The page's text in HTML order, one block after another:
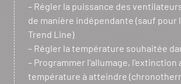
– Régler la puissance des
de manière indépendante (sauf pour
Trend Line)
– Régler la température souhaitée
– Programmer l’allumage, l’extinction
température à atteindre